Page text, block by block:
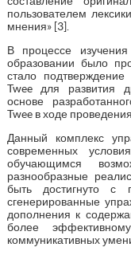
пользователем
мнения» [3].
В процессе
образовании было
стало
Twee для развития
основе
Twee в ходе
Данный комплекс
современных
обучающимся
разнообразные
быть достигнуто с
сгенерированные
дополнения к
более
коммуникативных